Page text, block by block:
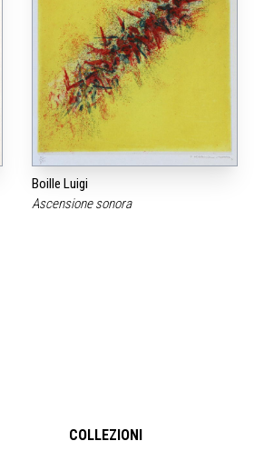
Boille Luigi
Ascensione sonora
COLLEZIONI